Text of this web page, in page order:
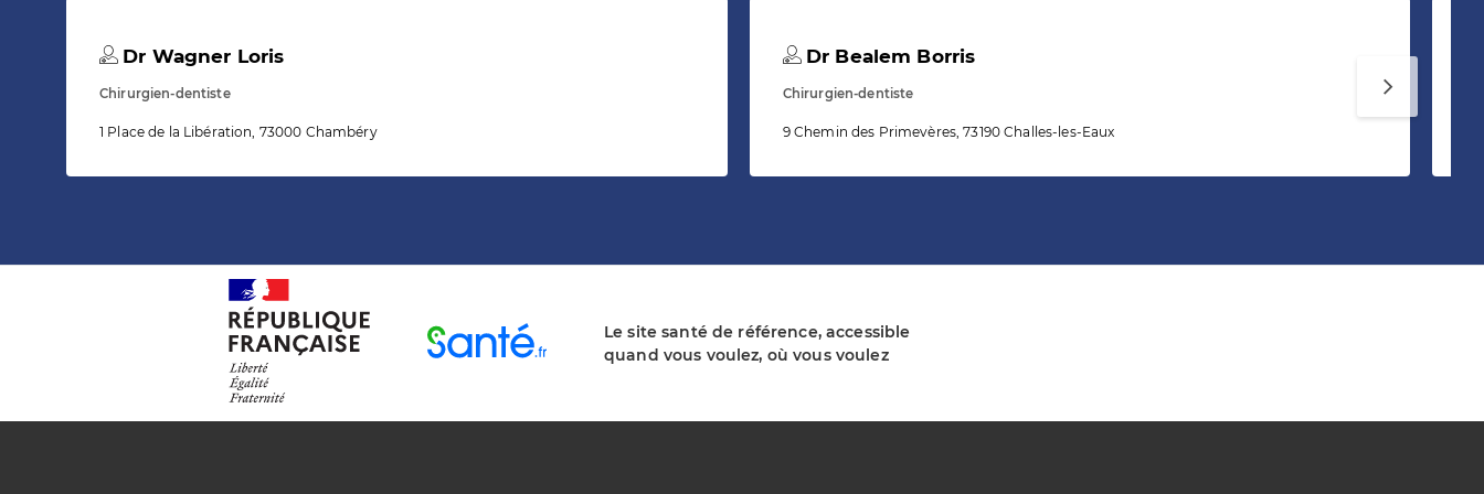
Dr Wagner Loris
Chirurgien-dentiste
1 Place de la Libération, 73000 Chambéry
Dr Bealem Borris
Chirurgien-dentiste
9 Chemin des Primevères, 73190 Challes-les-Eaux
Le site santé de référence, accessible
quand vous voulez, où vous voulez